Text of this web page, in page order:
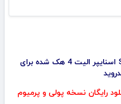
بازی Sniper Elite 4 + Mod اسنایپر الیت 4 هک شده برای
رایگان نسخه پولی و پرمیوم